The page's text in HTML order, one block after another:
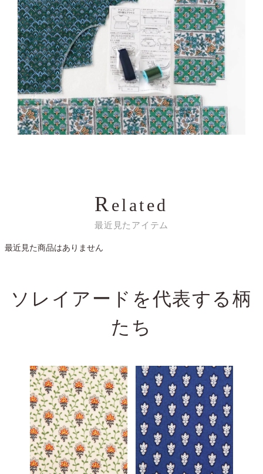
Related
最近見たアイテム
最近見た商品はありません
ソレイアードを代表する柄
たち